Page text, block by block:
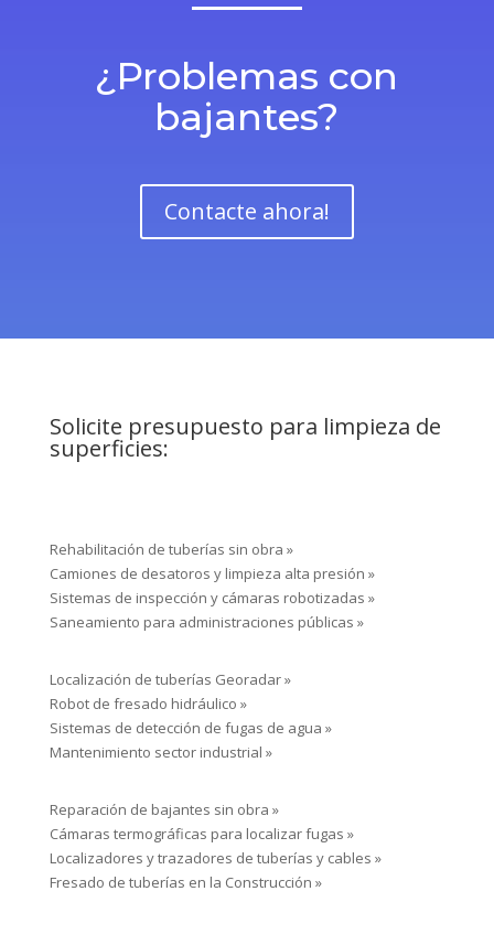
¿Problemas con
bajantes?
Contacte ahora!
Solicite presupuesto para limpieza de
superficies:
Rehabilitación de tuberías sin obra »
Camiones de desatoros y limpieza alta presión »
Sistemas de inspección y cámaras robotizadas »
Saneamiento para administraciones públicas »
Localización de tuberías Georadar »
Robot de fresado hidráulico »
Sistemas de detección de fugas de agua »
Mantenimiento sector industrial »
Reparación de bajantes sin obra »
Cámaras termográficas para localizar fugas »
Localizadores y trazadores de tuberías y cables »
Fresado de tuberías en la Construcción »